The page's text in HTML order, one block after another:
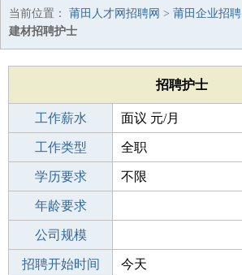
当前位置： 莆田人才网招聘网 > 莆田企业招聘
建材招聘护士
招聘护士
工作薪水 面议 元/月
招聘人数 1人
工作类型 全职
性别要求 -
学历要求 不限
工作经验
年龄要求
工作地点
公司规模
公司电话
招聘开始时间 今天